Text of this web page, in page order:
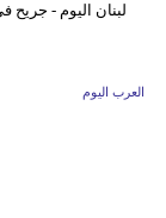
العرب اليوم